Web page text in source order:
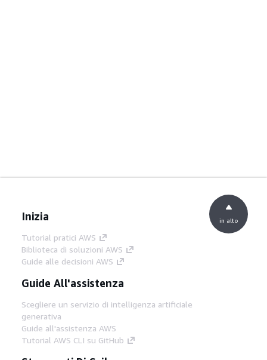
Inizia
Tutorial pratici AWS
Biblioteca di soluzioni AWS
Guide alle decisioni AWS
Guide All'assistenza
Scegliere un servizio di intelligenza artificiale
generativa
Guide all'assistenza AWS
Tutorial AWS CLI su GitHub
in alto